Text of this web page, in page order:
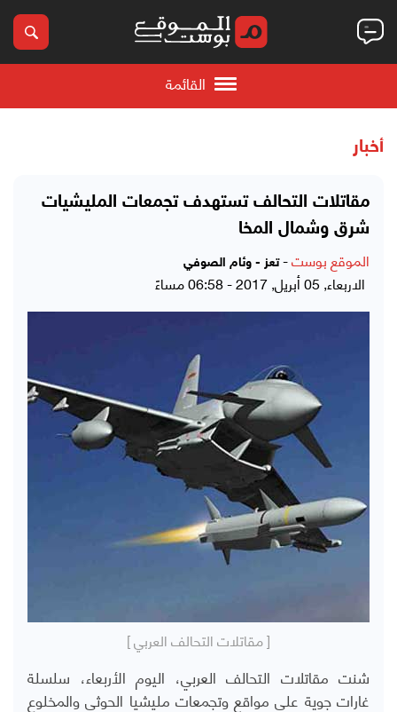
القائمة
أخبار
مقاتلات التحالف تستهدف تجمعات المليشيات
شرق وشمال المخا
الموقع بوست-تعز - وئام الصوفي
الاربعاء, 05 أبريل, 2017 - 06:58 مساءً
[ مقاتلات التحالف العربي ]
شنت مقاتلات التحالف العربي، اليوم الأربعاء، سلسلة
غارات جوية على مواقع وتجمعات مليشيا الحوثي والمخلوع